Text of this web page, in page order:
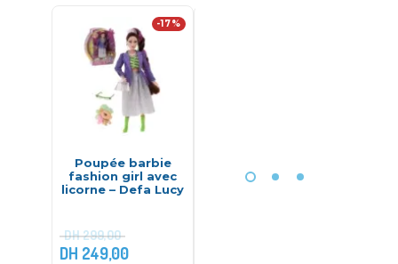
-17%
Poupée barbie
fashion girl avec
licorne – Defa Lucy
DH299,00
DH 249,00
448g Art craft –